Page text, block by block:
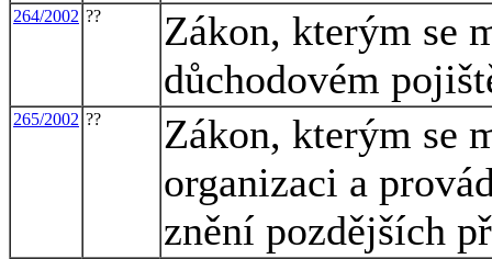
264/2002 ??
Zákon, kterým se
důchodovém
265/2002 ??
Zákon, kterým se
organizaci a
znění pozdějších